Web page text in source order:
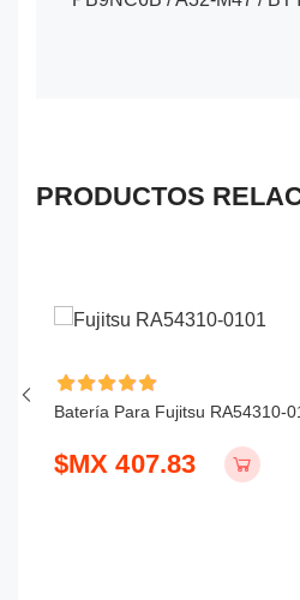
PRODUCTOS
Batería Para Fujitsu RA54310-
$MX 407.83